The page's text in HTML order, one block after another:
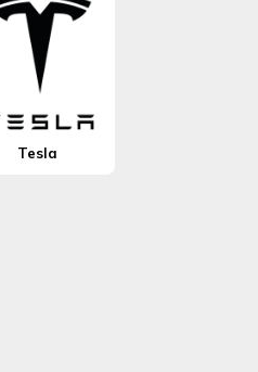
Tesla